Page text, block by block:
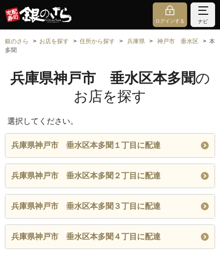
ログインする ナビ
銀のさら お店を探す 住所から探す 兵庫県 神戸市 垂水区
本
多聞
兵庫県神戸市 垂水区本多聞の
お店を探す
選択してください。
兵庫県神戸市 垂水区本多聞１丁目に配達
兵庫県神戸市 垂水区本多聞２丁目に配達
兵庫県神戸市 垂水区本多聞３丁目に配達
兵庫県神戸市 垂水区本多聞４丁目に配達